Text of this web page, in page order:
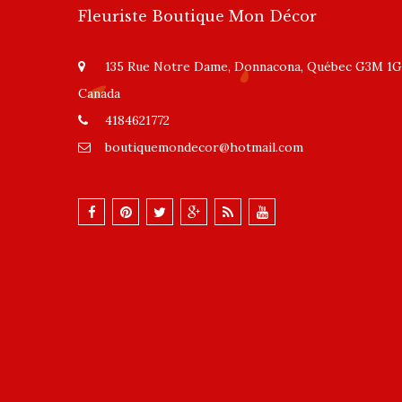
Fleuriste Boutique Mon Décor
135 Rue Notre Dame, Donnacona, Québec G3M
Canada
4184621772
boutiquemondecor@hotmail.com